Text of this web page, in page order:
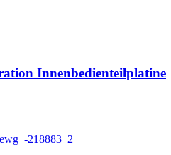
Innenbedienteilplatine